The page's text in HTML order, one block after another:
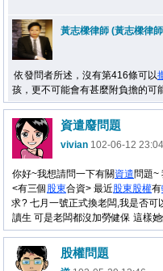
黃志樑律師 (黃志樑律
依發問者所述，沒有第416條可以
孩，更不可能會有甚麼附負擔的可
資遣廢問題
vivian 102-06-12 23:04
你好~我想請問一下有關資遣問題~
<有三個 股東合資> 最近股東股權有
求? 七月一號正式換老闆,我是否可
讀生 可是老闆都沒加勞健保 這樣
股權問題